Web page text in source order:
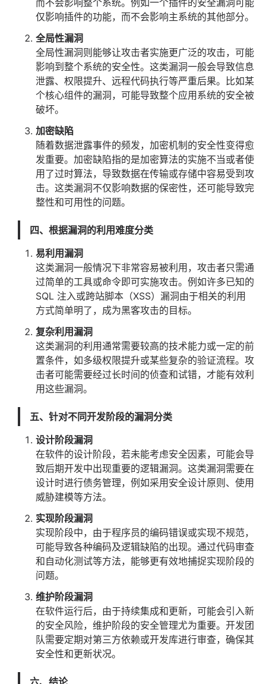
仅影响插件的功能，而不会影响主系统的其他部分。
全局性漏洞
全局性漏洞则能够让攻击者实施更广泛的攻击，可能
影响到整个系统的安全性。这类漏洞一般会导致信息
泄露、权限提升、远程代码执行等严重后果。比如某
个核心组件的漏洞，可能导致整个应用系统的安全被
破坏。
加密缺陷
随着数据泄露事件的频发，加密机制的安全性变得愈
发重要。加密缺陷指的是加密算法的实施不当或者使
用了过时算法，导致数据在传输或存储中容易受到攻
击。这类漏洞不仅影响数据的保密性，还可能导致完
整性和可用性的问题。
四、根据漏洞的利用难度分类
易利用漏洞
这类漏洞一般情况下非常容易被利用，攻击者只需通
过简单的工具或命令即可实施攻击。例如许多已知的
SQL 注入或跨站脚本（XSS）漏洞由于相关的利用
方式简单明了，成为黑客攻击的目标。
复杂利用漏洞
这类漏洞的利用通常需要较高的技术能力或一定的前
置条件，如多级权限提升或某些复杂的验证流程。攻
击者可能需要经过长时间的侦查和试错，才能有效利
用这些漏洞。
五、针对不同开发阶段的漏洞分类
设计阶段漏洞
在软件的设计阶段，若未能考虑安全因素，可能会导
致后期开发中出现重要的逻辑漏洞。这类漏洞需要在
设计时进行债务管理，例如采用安全设计原则、使用
威胁建模等方法。
实现阶段漏洞
实现阶段中，由于程序员的编码错误或实现不规范，
可能导致各种编码及逻辑缺陷的出现。通过代码审查
和自动化测试等方法，能够更有效地捕捉实现阶段的
问题。
维护阶段漏洞
在软件运行后，由于持续集成和更新，可能会引入新
的安全风险，维护阶段的安全管理尤为重要。开发团
队需要定期对第三方依赖或开发库进行审查，确保其
安全性和更新状况。
六、结论